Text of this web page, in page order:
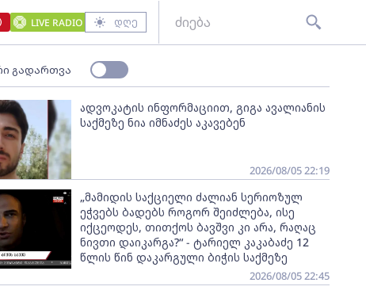
LIVE RADIO დღე
გადართვა
ადვოკატის ინფორმაციით, გიგა ავალიანის
საქმეზე ნია იმნაძეს აკავებენ
2026/08/05 22:19
„მამიდის საქციელი ძალიან სერიოზულ
ეჭვებს ბადებს როგორ შეიძლება, ისე
იქცეოდეს, თითქოს ბავშვი კი არა, რაღაც
ნივთი დაიკარგა?“ - ტარიელ კაკაბაძე 12
წლის წინ დაკარგული ბიჭის საქმეზე
2026/08/05 22:45